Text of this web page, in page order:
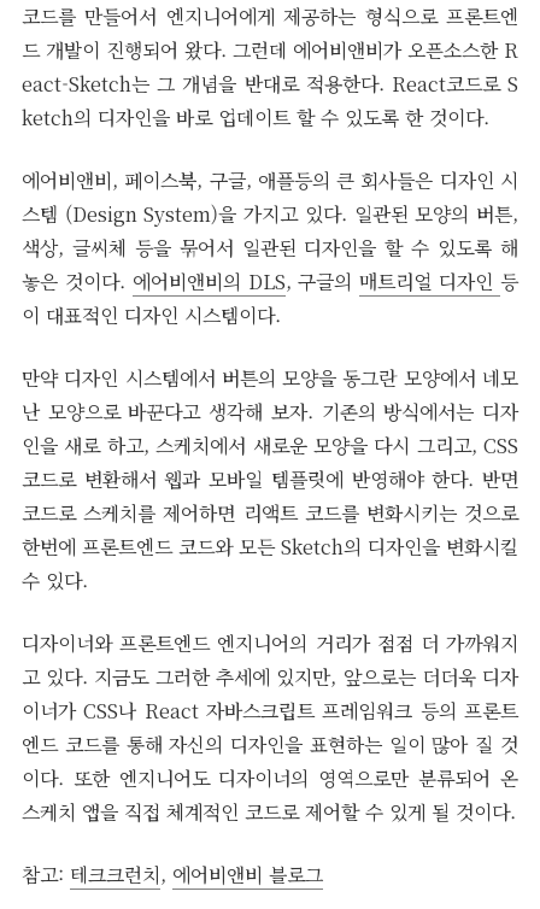
코드를 만들어서 엔지니어에게 제공하는 형식으로 프론트엔
드 개발이 진행되어 왔다. 그런데 에어비앤비가 오픈소스한 R
eact-Sketch는 그 개념을 반대로 적용한다. React코드로 S
ketch의 디자인을 바로 업데이트 할 수 있도록 한 것이다.
에어비앤비, 페이스북, 구글, 애플등의 큰 회사들은 디자인 시
스템 (Design System)을 가지고 있다. 일관된 모양의 버튼,
색상, 글씨체 등을 묶어서 일관된 디자인을 할 수 있도록 해
놓은 것이다. 에어비앤비의 DLS, 구글의매트리얼 디자인등
이 대표적인 디자인 시스템이다.
만약 디자인 시스템에서 버튼의 모양을 동그란 모양에서 네모
난 모양으로 바꾼다고 생각해 보자. 기존의 방식에서는 디자
인을 새로 하고, 스케치에서 새로운 모양을 다시 그리고, CSS
코드로 변환해서 웹과 모바일 템플릿에 반영해야 한다. 반면
코드로 스케치를 제어하면 리액트 코드를 변화시키는 것으로
한번에 프론트엔드 코드와 모든 Sketch의 디자인을 변화시킬
수 있다.
디자이너와 프론트엔드 엔지니어의 거리가 점점 더 가까워지
고 있다. 지금도 그러한 추세에 있지만, 앞으로는 더더욱 디자
이너가 CSS나 React 자바스크립트 프레임워크 등의 프론트
엔드 코드를 통해 자신의 디자인을 표현하는 일이 많아 질 것
이다. 또한 엔지니어도 디자이너의 영역으로만 분류되어 온
스케치 앱을 직접 체계적인 코드로 제어할 수 있게 될 것이다.
참고: 테크크런치, 에어비앤비 블로그